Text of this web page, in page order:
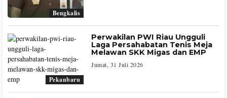
Bengkalis
Pekanbaru
Perwakilan PWI Riau Ungguli
Laga Persahabatan Tenis Meja
Melawan SKK Migas dan EMP
Jumat, 31 Juli 2026